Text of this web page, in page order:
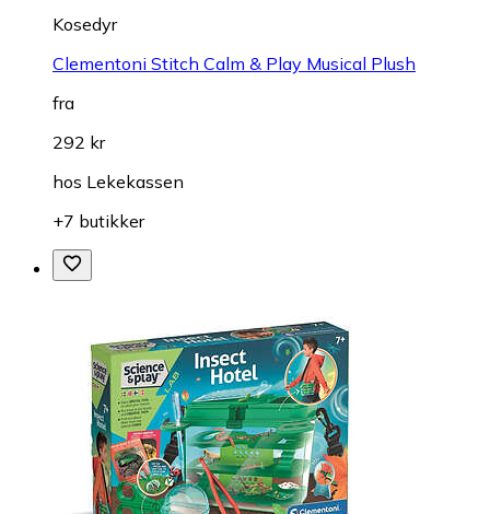
Kosedyr
Clementoni Stitch Calm & Play Musical Plush
fra
292 kr
hos Lekekassen
+7 butikker